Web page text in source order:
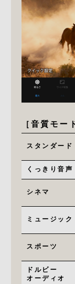
［音質モー
スタンダード
くっきり音声
シネマ
ミュージック
スポーツ
ドルビー
オーディオ